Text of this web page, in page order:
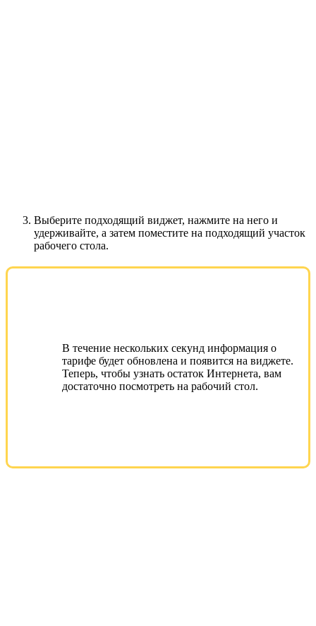
Выберите подходящий виджет, нажмите на него и
удерживайте, а затем поместите на подходящий участок
рабочего стола.
В течение нескольких секунд информация о
тарифе будет обновлена и появится на виджете.
Теперь, чтобы узнать остаток Интернета, вам
достаточно посмотреть на рабочий стол.